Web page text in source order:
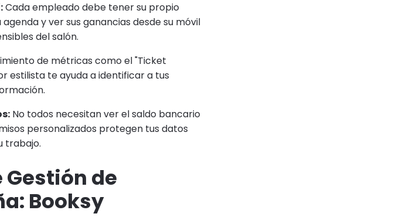
Cada empleado debe tener su propio
y ver sus ganancias desde su móvil
del salón.
de métricas como el "Ticket
estilista te ayuda a identificar a tus
No todos necesitan ver el saldo bancario
personalizados protegen tus datos
trabajo.
Gestión de
Booksy